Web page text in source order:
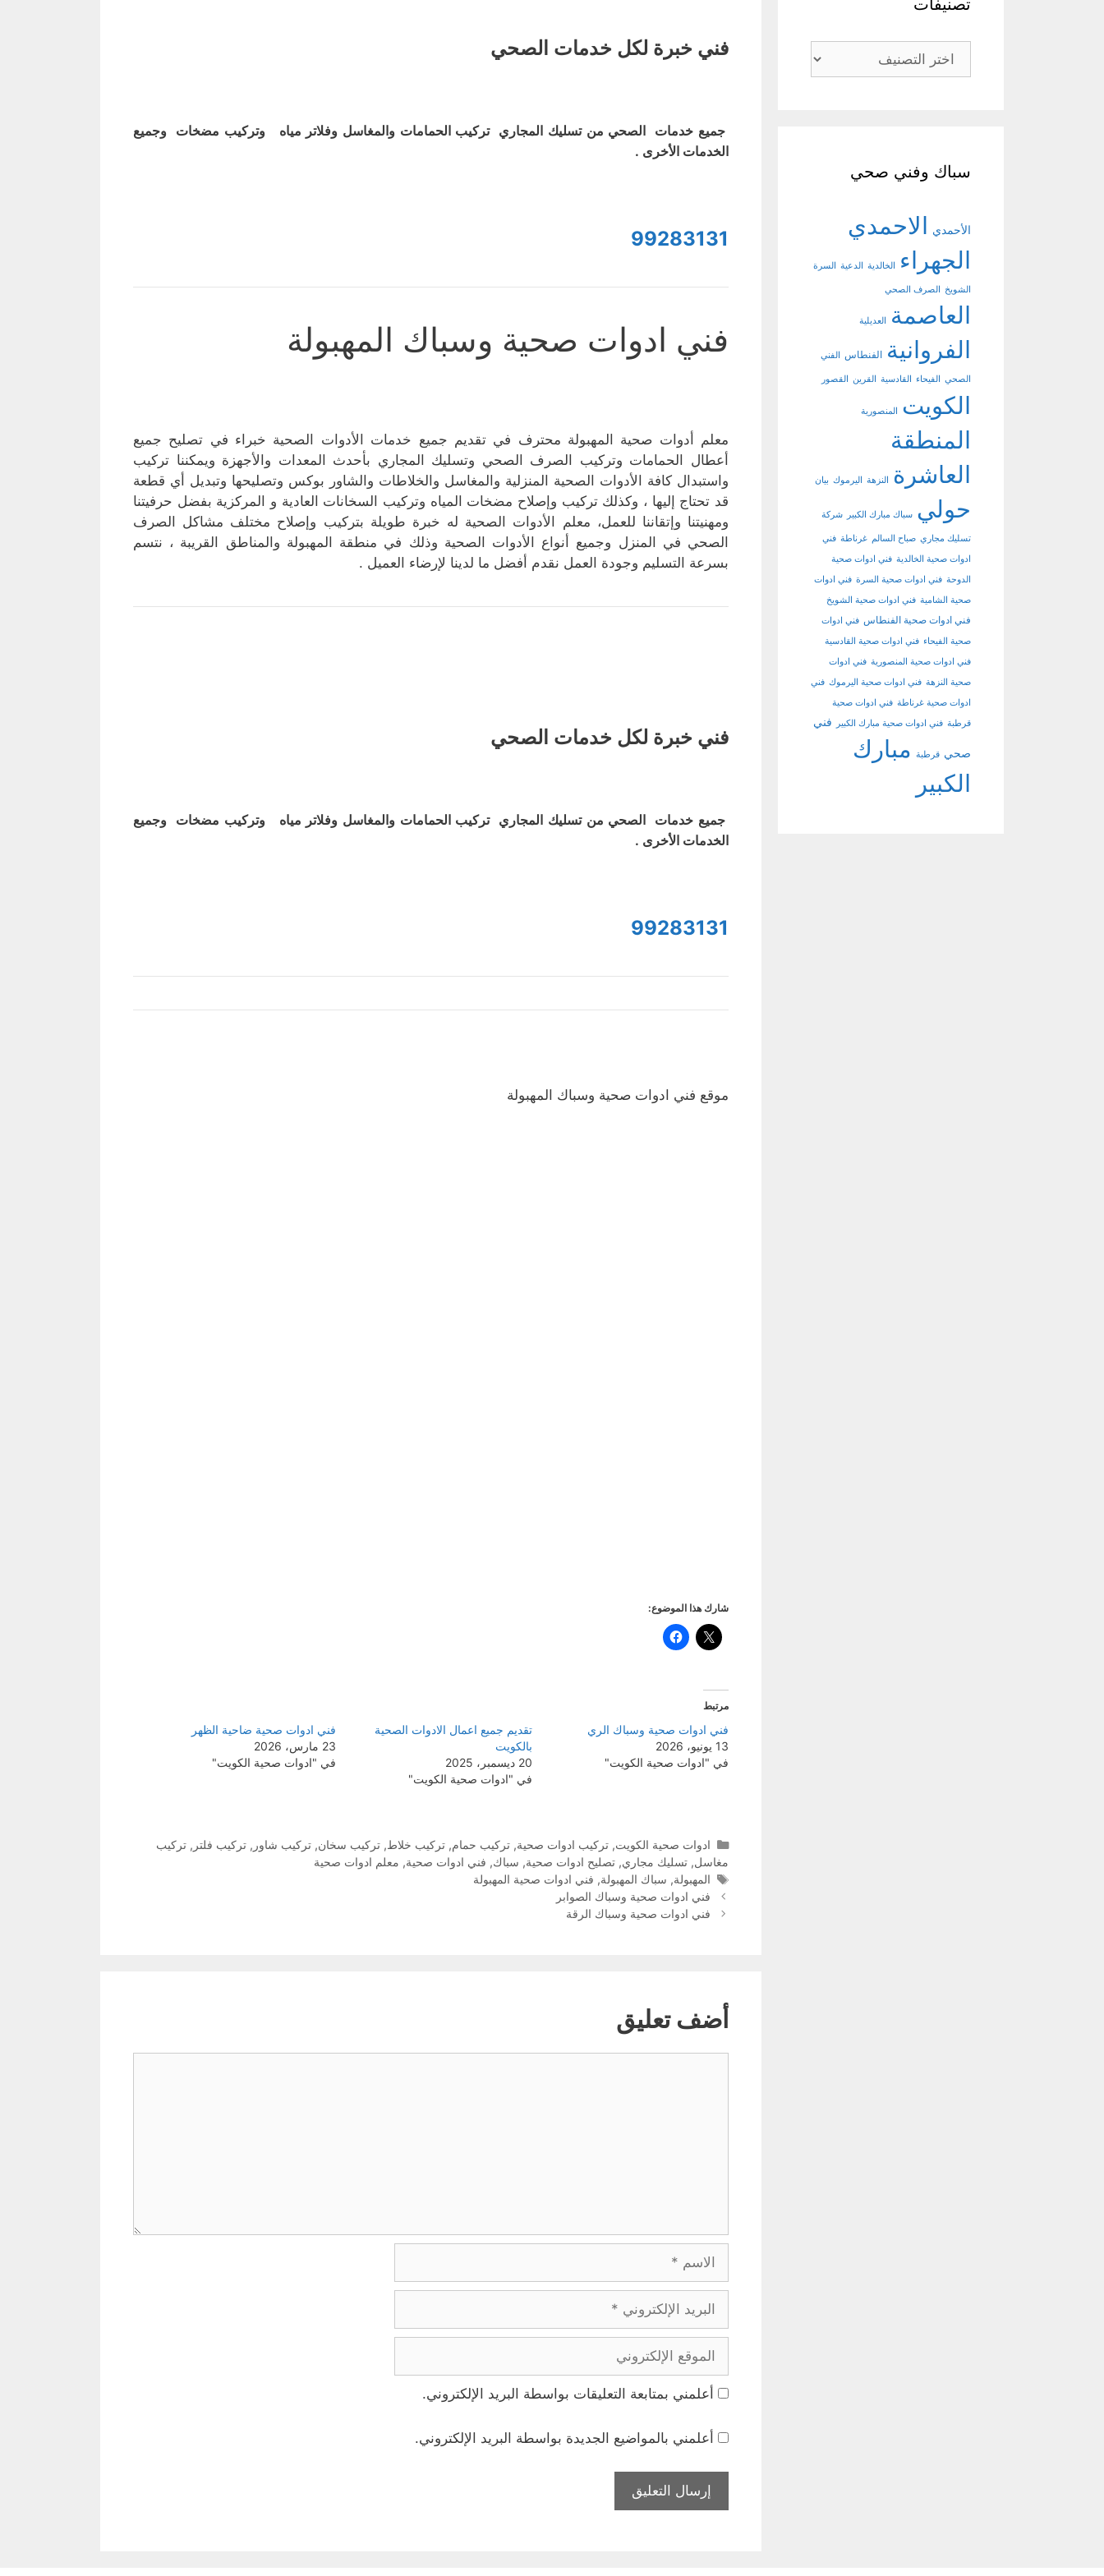
فني خبرة لكل خدمات الصحي
جميع خدمات الصحي من تسليك المجاري تركيب الحمامات والمغاسل وفلاتر مياه وتركيب مضخات وجميع
الخدمات الأخرى .
99283131
فني ادوات صحية وسباك المهبولة
معلم أدوات صحية المهبولة محترف في تقديم جميع خدمات الأدوات الصحية خبراء في تصليح جميع
أعطال الحمامات وتركيب الصرف الصحي وتسليك المجاري بأحدث المعدات والأجهزة ويمكننا تركيب
واستبدال كافة الأدوات الصحية المنزلية والمغاسل والخلاطات والشاور بوكس وتصليحها وتبديل أي قطعة
قد تحتاج إليها ، وكذلك تركيب وإصلاح مضخات المياه وتركيب السخانات العادية و المركزية بفضل حرفيتنا
ومهنيتنا وإتقاننا للعمل، معلم الأدوات الصحية له خبرة طويلة بتركيب وإصلاح مختلف مشاكل الصرف
الصحي في المنزل وجميع أنواع الأدوات الصحية وذلك في منطقة المهبولة والمناطق القريبة ، نتسم
بسرعة التسليم وجودة العمل نقدم أفضل ما لدينا لإرضاء العميل .
فني خبرة لكل خدمات الصحي
جميع خدمات الصحي من تسليك المجاري تركيب الحمامات والمغاسل وفلاتر مياه وتركيب مضخات وجميع
الخدمات الأخرى .
99283131
موقع فني ادوات صحية وسباك المهبولة
شارك هذا الموضوع:
مرتبط
فني ادوات صحية وسباك الري
13 يونيو، 2026
في "ادوات صحية الكويت"
تقديم جميع اعمال الادوات الصحية
بالكويت
20 ديسمبر، 2025
في "ادوات صحية الكويت"
فني ادوات صحية ضاحية الظهر
23 مارس، 2026
في "ادوات صحية الكويت"
التصنيفات
ادوات صحية الكويت, تركيب ادوات صحية, تركيب حمام, تركيب خلاط, تركيب سخان, تركيب شاور , تركيب فلتر , تركيب
مغاسل, تسليك مجاري, تصليح ادوات صحية, سباك, فني ادوات صحية, معلم ادوات صحية
الوسوم
المهبولة, سباك المهبولة, فني ادوات صحية المهبولة
فني ادوات صحية وسباك الصوابر
فني ادوات صحية وسباك الرقة
أضف تعليق
الاسم
البريد
الإلكتروني
الموقع
الإلكتروني
أعلمني بمتابعة التعليقات بواسطة البريد الإلكتروني.
أعلمني بالمواضيع الجديدة بواسطة البريد الإلكتروني.
تصنيفات
تصنيفات
سباك وفني صحي
الأحمدي الاحمدي
الجهراء
الخالدية الدعية السرة
الشويخ الصرف الصحي
العاصمة العديلية
الفروانية الفنطاس الفني
الصحي الفيحاء القادسية القرين القصور
الكويت المنصورية
المنطقة
العاشرة
النزهة اليرموك بيان
حولي سباك مبارك الكبير شركة
تسليك مجاري صباح السالم غرناطة فني
ادوات صحية الخالدية فني ادوات صحية
الدوحة فني ادوات صحية السرة فني ادوات
صحية الشامية فني ادوات صحية الشويخ
فني ادوات صحية الفنطاس فني ادوات
صحية الفيحاء فني ادوات صحية القادسية
فني ادوات صحية المنصورية فني ادوات
صحية النزهة فني ادوات صحية اليرموك فني
ادوات صحية غرناطة فني ادوات صحية
قرطبة فني ادوات صحية مبارك الكبير فني
صحي قرطبة مبارك
الكبير